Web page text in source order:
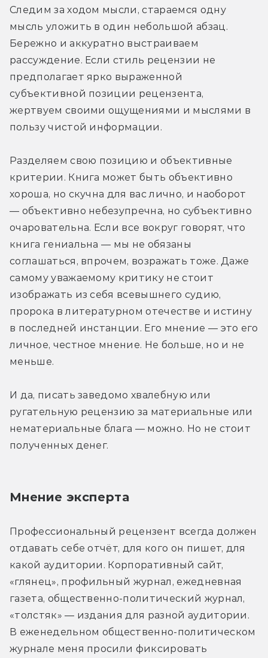
Следим за ходом мысли, стараемся одну
мысль уложить в один небольшой абзац.
Бережно и аккуратно выстраиваем
рассуждение. Если стиль рецензии не
предполагает ярко выраженной
субъективной позиции рецензента,
жертвуем своими ощущениями и мыслями в
пользу чистой информации.
Разделяем свою позицию и объективные
критерии. Книга может быть объективно
хороша, но скучна для вас лично, и наоборот
— объективно небезупречна, но субъективно
очаровательна. Если все вокруг говорят, что
книга гениальна — мы не обязаны
соглашаться, впрочем, возражать тоже. Даже
самому уважаемому критику не стоит
изображать из себя всевышнего судию,
пророка в литературном отечестве и истину
в последней инстанции. Его мнение — это его
личное, честное мнение. Не больше, но и не
меньше.
И да, писать заведомо хвалебную или
ругательную рецензию за материальные или
нематериальные блага — можно. Но не стоит
полученных денег.
Мнение эксперта
Профессиональный рецензент всегда должен
отдавать себе отчёт, для кого он пишет, для
какой аудитории. Корпоративный сайт,
«глянец», профильный журнал, ежедневная
газета, общественно-политический журнал,
«толстяк» — издания для разной аудитории.
В еженедельном общественно-политическом
журнале меня просили фиксировать